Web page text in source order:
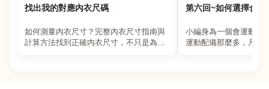
找出我的對應內衣尺碼
如何測量內衣尺寸？完整內衣尺寸指南與
計算方法找到正確內衣尺寸，不只是為了
第六回~如何選擇合適
小編身為一個會運動的
運動配備那麼多，凡舉